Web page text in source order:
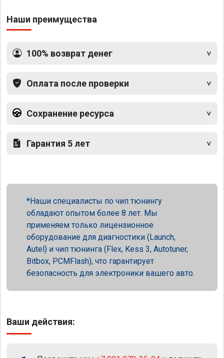
Наши преимущества
100% возврат денег
Оплата после проверки
Сохранение ресурса
Гарантия 5 лет
Наши специалисты по чип тюнингу
обладают опытом более 8 лет. Мы
применяем только лицензионное
оборудование для диагностики (Launch,
Autel) и чип тюнинга (Flex, Kess 3, Autotuner,
Bitbox, PCMFlash), что гарантирует
безопасность для электроники вашего авто.
Ваши действия: